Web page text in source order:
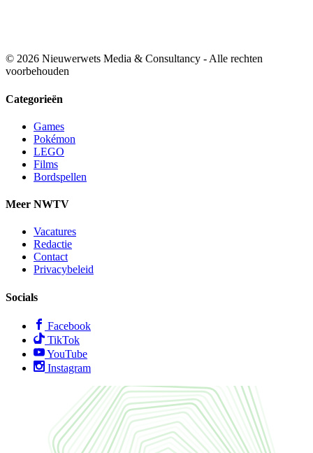
© 2026 Nieuwerwets Media & Consultancy - Alle rechten
voorbehouden
Categorieën
Games
Pokémon
LEGO
Films
Bordspellen
Meer NWTV
Vacatures
Redactie
Contact
Privacybeleid
Socials
Facebook
TikTok
YouTube
Instagram